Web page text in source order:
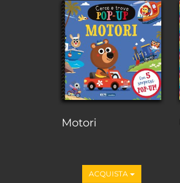
Motori
ACQUISTA